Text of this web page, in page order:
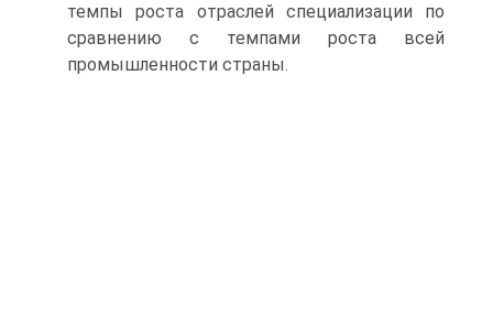
темпы роста отраслей специализации по
сравнению с темпами роста всей
промышленности страны.